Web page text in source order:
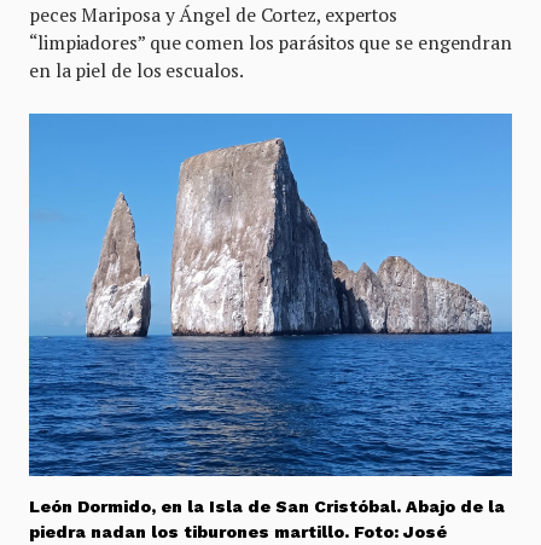
peces Mariposa y Ángel de Cortez, expertos
“limpiadores” que comen los parásitos que se engendran
en la piel de los escualos.
León Dormido, en la Isla de San Cristóbal. Abajo de la
piedra nadan los tiburones martillo. Foto: José